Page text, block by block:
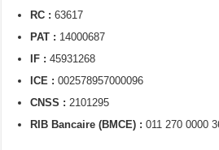
RC : 63617
PAT : 14000687
IF : 45931268
ICE : 002578957000096
CNSS : 2101295
RIB Bancaire (BMCE) : 011 270 0000